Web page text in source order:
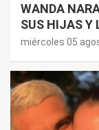
WANDA
SUS HIJAS Y
miércoles 05